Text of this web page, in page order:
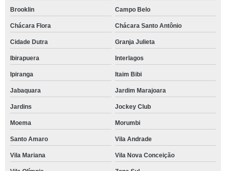
Brooklin Campo Belo
Chácara Flora Chácara Santo Antônio
Cidade Dutra Granja Julieta
Ibirapuera Interlagos
Ipiranga Itaim Bibi
Jabaquara Jardim Marajoara
Jardins Jockey Club
Moema Morumbi
Santo Amaro Vila Andrade
Vila Mariana Vila Nova Conceição